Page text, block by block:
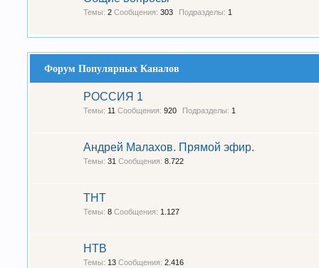
Темы: 2 Сообщения: 303 Подразделы: 1
Форум Популярных Каналов
РОССИЯ 1
Темы: 11 Сообщения: 920 Подразделы: 1
Андрей Малахов. Прямой эфир.
Темы: 31 Сообщения: 8.722
ТНТ
Темы: 8 Сообщения: 1.127
НТВ
Темы: 13 Сообщения: 2.416